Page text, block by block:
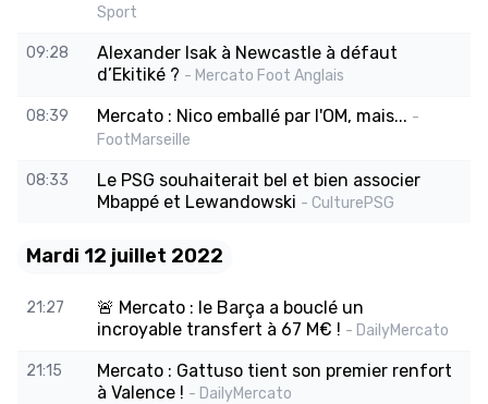
Sport
09:28
Alexander Isak à Newcastle à défaut
d’Ekitiké ? - Mercato Foot Anglais
08:39 Mercato : Nico emballé par l'OM, mais... -
FootMarseille
08:33
Le PSG souhaiterait bel et bien associer
Mbappé et Lewandowski - CulturePSG
Mardi 12 juillet 2022
21:27
🚨 Mercato : le Barça a bouclé un
incroyable transfert à 67 M€ ! - DailyMercato
21:15
Mercato : Gattuso tient son premier renfort
à Valence ! - DailyMercato